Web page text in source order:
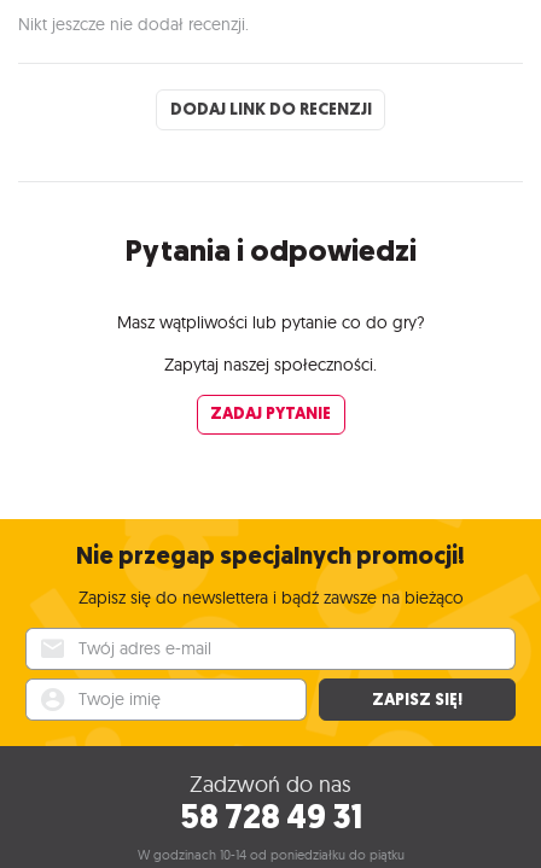
Nikt jeszcze nie dodał recenzji.
DODAJ LINK DO RECENZJI
Pytania i odpowiedzi
Masz wątpliwości lub pytanie co do gry?
Zapytaj naszej społeczności.
ZADAJ PYTANIE
Nie przegap specjalnych promocji!
Zapisz się do newslettera i bądź zawsze na bieżąco
ZAPISZ SIĘ!
Zadzwoń do nas
58 728 49 31
W godzinach 10-14 od poniedziałku do piątku